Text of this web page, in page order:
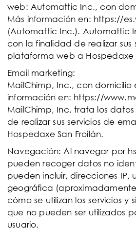
web: Automattic Inc., con
Más información en: https://
(Automattic Inc.). Automattic
con la finalidad de realizar sus
plataforma web a Hospedaxe
Email marketing:
MailChimp, Inc., con domicilio
información en: https://
MailChimp, Inc. trata los
de realizar sus servicios de
Hospedaxe San Froilán.
Navegación: Al navegar por
pueden recoger datos no
pueden incluir, direcciones IP,
geográfica
cómo se utilizan los servicios y
que no pueden ser utilizados
usuario.